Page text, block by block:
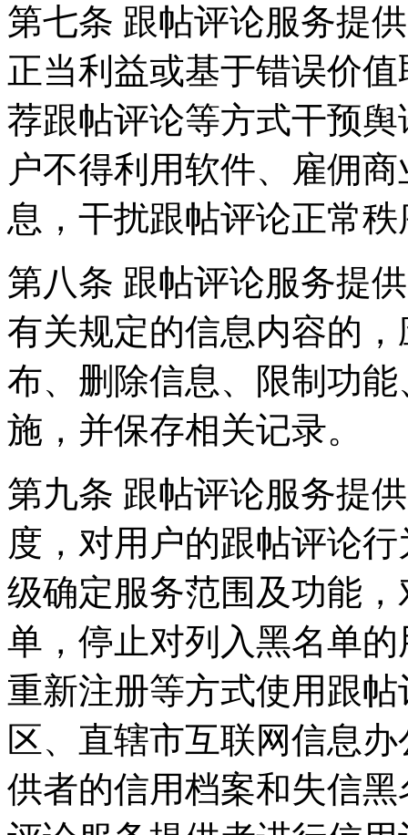
第七条 跟帖评论服务提
正当利益或基于错误价
荐跟帖评论等方式干预
户不得利用软件、雇佣
息，干扰跟帖评论正常
第八条 跟帖评论服务提
有关规定的信息内容的
布、删除信息、限制功
施，并保存相关记录。
第九条 跟帖评论服务提
度，对用户的跟帖评论
级确定服务范围及功能
单，停止对列入黑名单
重新注册等方式使用跟
区、直辖市互联网信息
供者的信用档案和失信